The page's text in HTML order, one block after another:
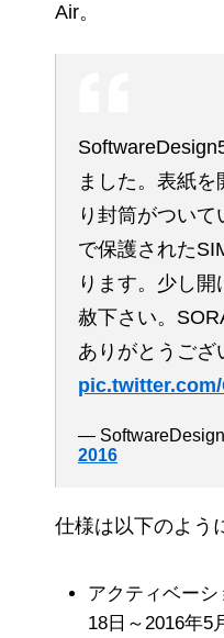
Air。
ました。表紙を
り封筒がつい
で保護された
ります。少し
赦下さい。
ありがとうござ
—
2016
仕様は以下のよう
アクティベーシ
18日～2016年5